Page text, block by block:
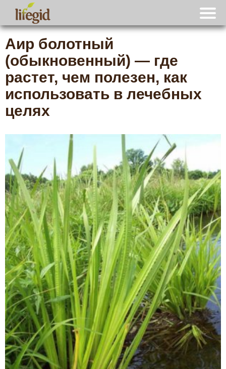
Аир болотный
(обыкновенный) — где
растет, чем полезен, как
использовать в лечебных
целях